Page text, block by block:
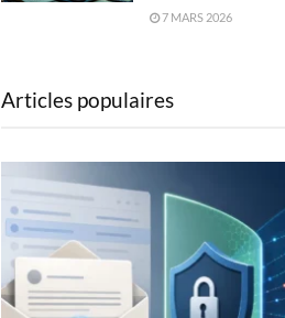
7 MARS 2026
Articles populaires